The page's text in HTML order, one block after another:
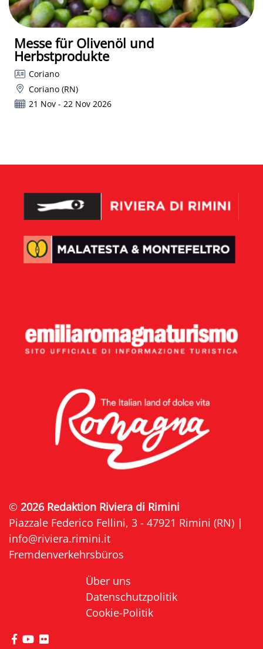
Messe für Olivenöl und
Herbstprodukte
Coriano
Coriano (RN)
21 Nov - 22 Nov 2026
© 2026 Redaktion Riviera di Rimini
Piazzale Federico Fellini, 3 - 47921 Rimini (RN) |
info@riviera.rimini.it
Fremdenverkehrsbüros
Über uns
Datenschutzpolitik
Cookie-Politik
die Seite Facebook von Riviera di Rimini
die Seite YouTube von Riviera di Rimini
die Seite Flickr von Riviera di Rimini